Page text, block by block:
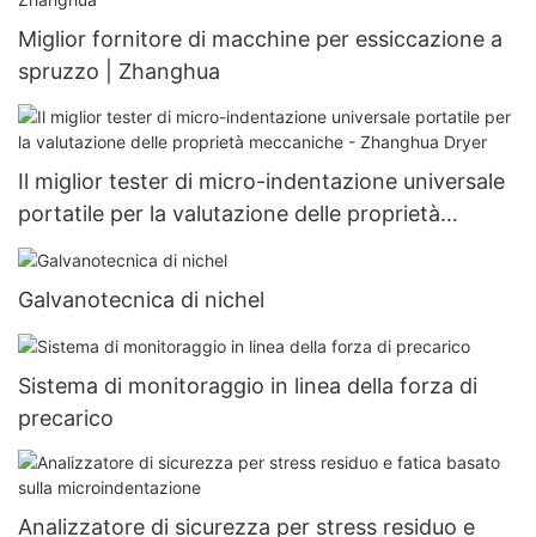
Miglior fornitore di macchine per essiccazione a
spruzzo | Zhanghua
Il miglior tester di micro-indentazione universale
portatile per la valutazione delle proprietà
meccaniche - Zhanghua Dryer
Galvanotecnica di nichel
Sistema di monitoraggio in linea della forza di
precarico
Analizzatore di sicurezza per stress residuo e